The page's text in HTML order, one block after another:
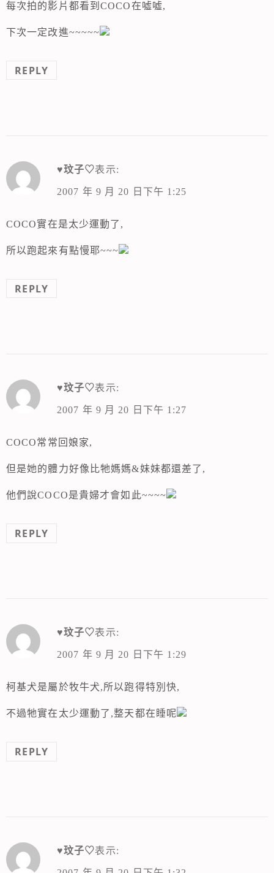
每次拍的影片都看到COCO在噓噓,
下次一定改進~~~~~
REPLY
♥玟子♡表示:
2007 年 9 月 20 日下午 1:25
COCO實在是太少運動了,
所以跑起來有點慢耶~~~
REPLY
♥玟子♡表示:
2007 年 9 月 20 日下午 1:27
COCO常常回娘家,
但是她的體力好像比牠媽媽&妹妹都還差了,
他們說COCO是貴婦才會如此~~~~
REPLY
♥玟子♡表示:
2007 年 9 月 20 日下午 1:29
柯基犬是屬於牧牛犬,所以跑得特別快,
不過牠實在太少運動了,整天都在睡呢
REPLY
♥玟子♡表示: